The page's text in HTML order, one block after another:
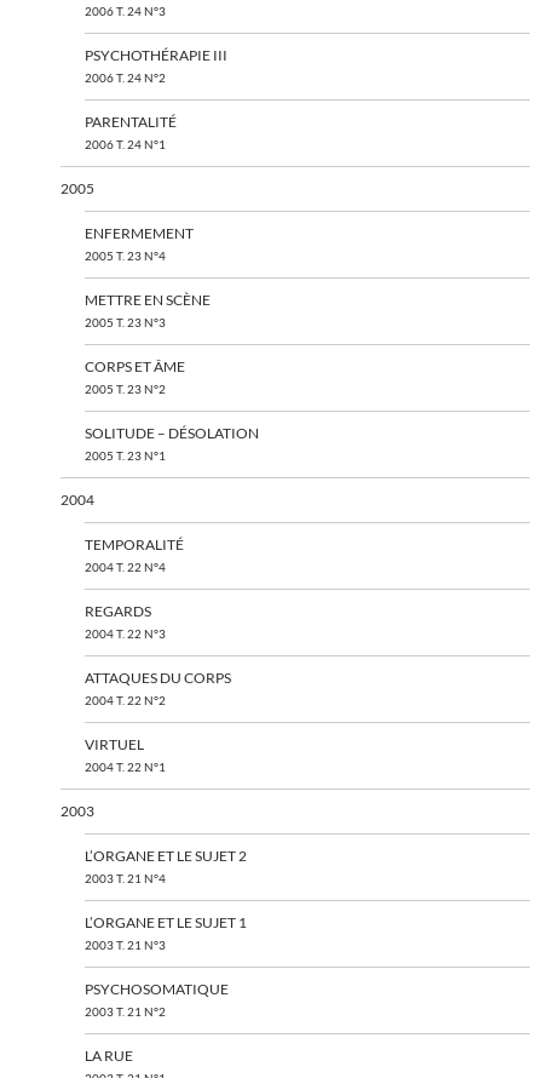
2006 T. 24 N°3
PSYCHOTHÉRAPIE III
2006 T. 24 N°2
PARENTALITÉ
2006 T. 24 N°1
2005
ENFERMEMENT
2005 T. 23 N°4
METTRE EN SCÈNE
2005 T. 23 N°3
CORPS ET ÂME
2005 T. 23 N°2
SOLITUDE – DÉSOLATION
2005 T. 23 N°1
2004
TEMPORALITÉ
2004 T. 22 N°4
REGARDS
2004 T. 22 N°3
ATTAQUES DU CORPS
2004 T. 22 N°2
VIRTUEL
2004 T. 22 N°1
2003
L’ORGANE ET LE SUJET 2
2003 T. 21 N°4
L’ORGANE ET LE SUJET 1
2003 T. 21 N°3
PSYCHOSOMATIQUE
2003 T. 21 N°2
LA RUE